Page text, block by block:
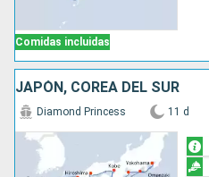
Comidas incluidas
JAPÓN, COREA DEL SUR
Diamond Princess 11 d